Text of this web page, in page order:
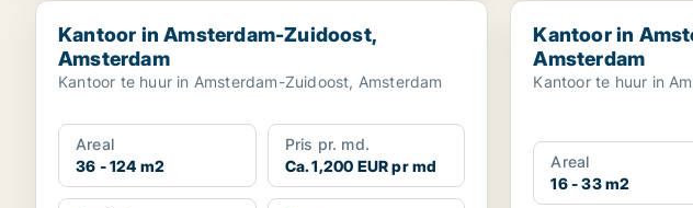
Kantoor in Amsterdam-Zuidoost, Amsterdam
Kantoor in Amsterdam-Zuidoost,
Amsterdam
Kantoor te huur in Amsterdam-Zuidoost, Amsterdam
Areal
36 - 124 m2
Pris pr. md.
Ca. 1,200 EUR pr md
Kantoor in
Kantoor in
Amsterdam
Kantoor te huur in
Areal
16 - 33 m2